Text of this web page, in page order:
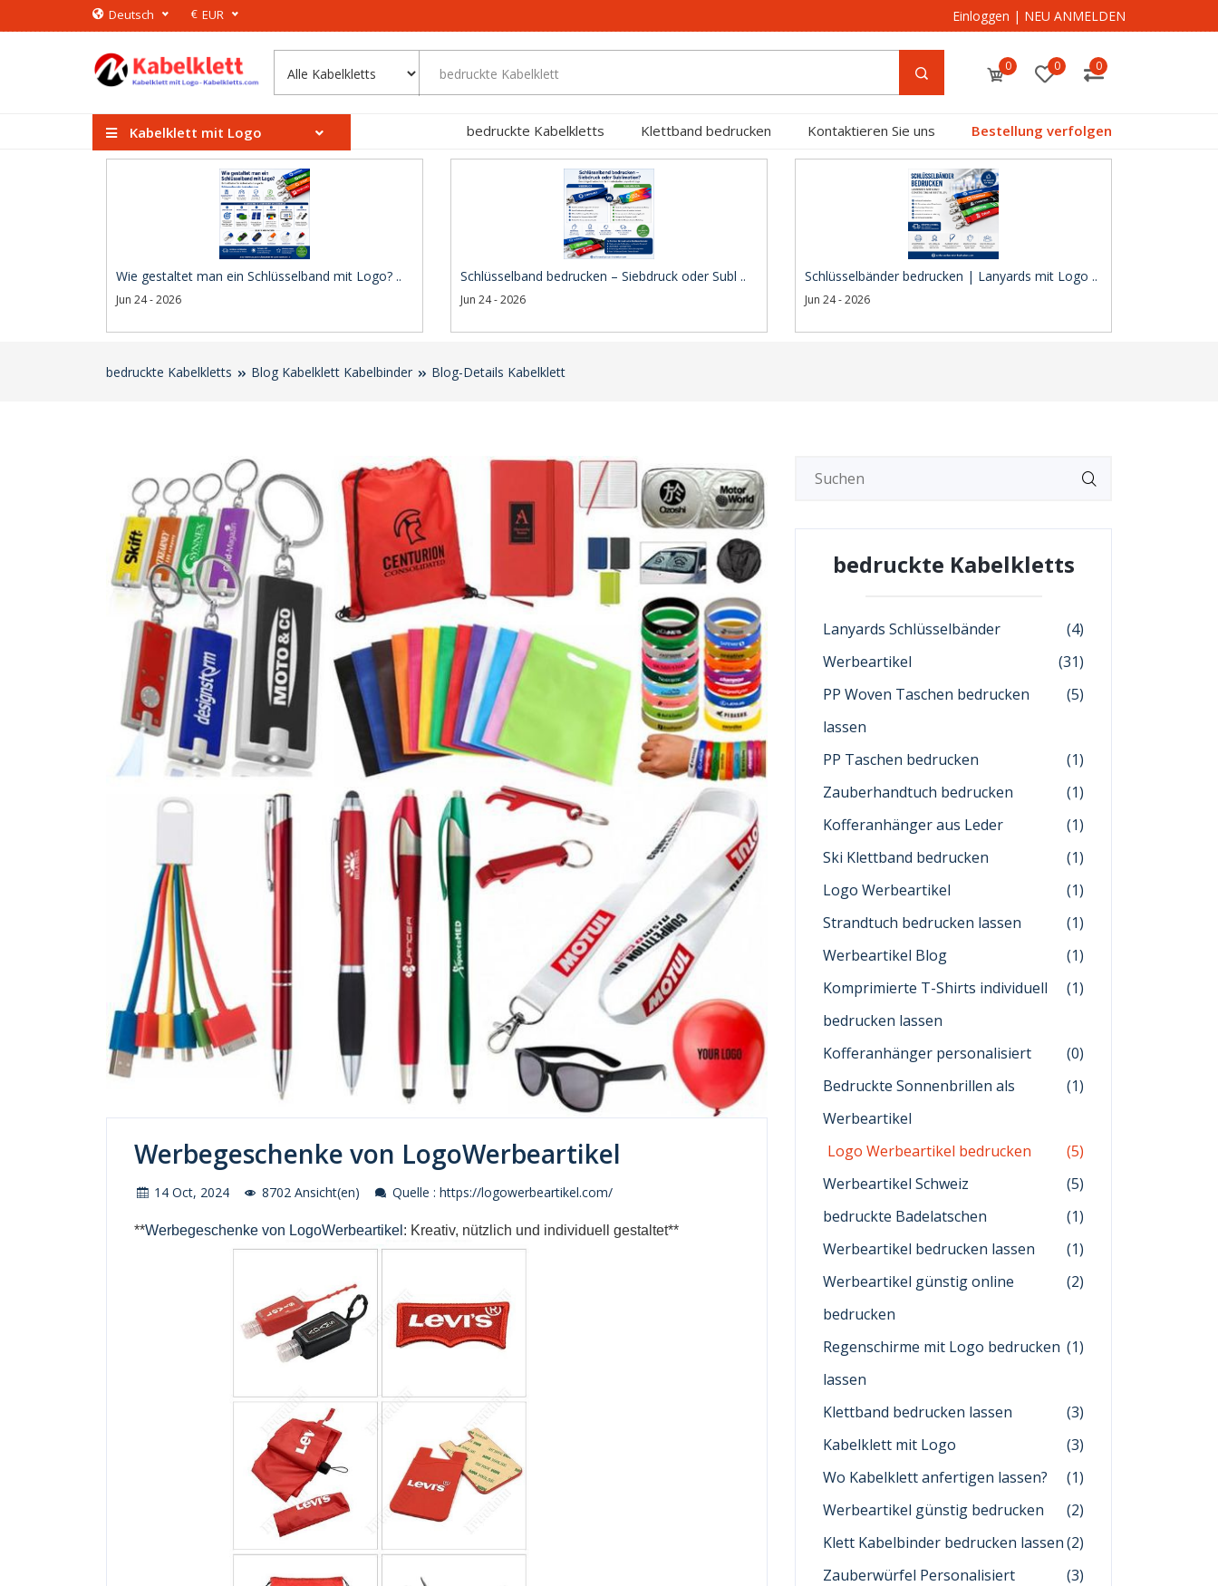
Deutsch € EUR Einloggen | NEU ANMELDEN
0 0 0
Kabelklett mit Logo bedruckte Kabelkletts Klettband bedrucken Kontaktieren Sie uns Bestellung verfolgen
Wie gestaltet man ein Schlüsselband mit Logo? ..
Jun 24 - 2026
Schlüsselband bedrucken – Siebdruck oder Subl ..
Jun 24 - 2026
Schlüsselbänder bedrucken | Lanyards mit Logo ..
Jun 24 - 2026
bedruckte Kabelkletts Blog Kabelklett Kabelbinder Blog-Details Kabelklett
Werbegeschenke von LogoWerbeartikel
14 Oct, 2024 8702 Ansicht(en) Quelle : https://logowerbeartikel.com/
**Werbegeschenke von LogoWerbeartikel : Kreativ, nützlich und individuell gestaltet**
bedruckte Kabelkletts
Lanyards Schlüsselbänder
(4)
Werbeartikel
(31)
PP Woven Taschen bedrucken
lassen
(5)
PP Taschen bedrucken
(1)
Zauberhandtuch bedrucken
(1)
Kofferanhänger aus Leder
(1)
Ski Klettband bedrucken
(1)
Logo Werbeartikel
(1)
Strandtuch bedrucken lassen
(1)
Werbeartikel Blog
(1)
Komprimierte T-Shirts individuell
bedrucken lassen
(1)
Kofferanhänger personalisiert
(0)
Bedruckte Sonnenbrillen als
Werbeartikel
(1)
Logo Werbeartikel bedrucken
(5)
Werbeartikel Schweiz
(5)
bedruckte Badelatschen
(1)
Werbeartikel bedrucken lassen
(1)
Werbeartikel günstig online
bedrucken
(2)
Regenschirme mit Logo bedrucken
lassen
(1)
Klettband bedrucken lassen
(3)
Kabelklett mit Logo
(3)
Wo Kabelklett anfertigen lassen?
(1)
Werbeartikel günstig bedrucken
(2)
Klett Kabelbinder bedrucken lassen(2)
Zauberwürfel Personalisiert
(3)